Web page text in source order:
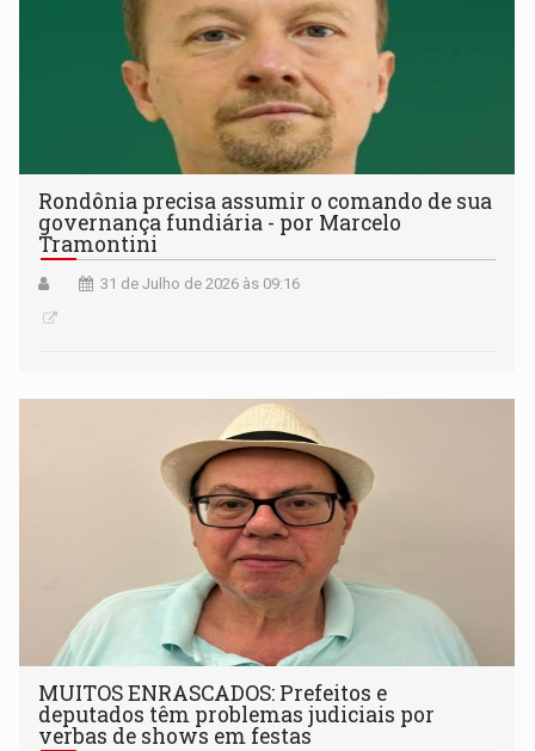
Rondônia precisa assumir o comando de sua
governança fundiária - por Marcelo
Tramontini
31 de Julho de 2026 às 09:16
MUITOS ENRASCADOS: Prefeitos e
deputados têm problemas judiciais por
verbas de shows em festas